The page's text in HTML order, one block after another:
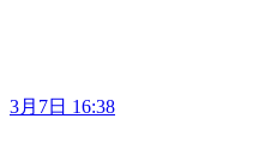
3月7日 16:38